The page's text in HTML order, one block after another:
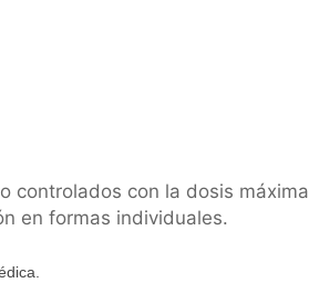
controlados con la dosis máxima
en formas individuales.